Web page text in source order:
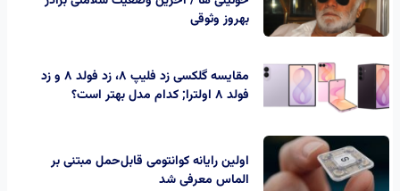
بهروز وثوقی
مقایسه گلکسی زد فلیپ ۸، زد فولد ۸ و زد
فولد ۸ اولترا; کدام مدل بهتر است؟
اولین رایانه کوانتومی قابل‌حمل مبتنی بر
الماس معرفی شد